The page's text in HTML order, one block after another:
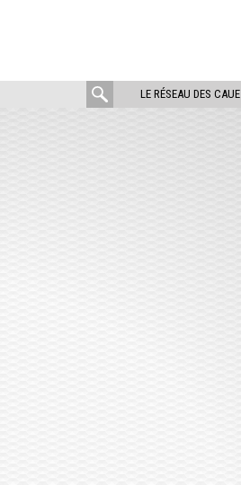
LE RÉSEAU DES CAUE
rechercher
: